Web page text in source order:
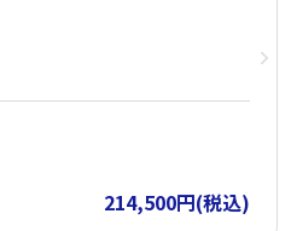
214,500円(税込)